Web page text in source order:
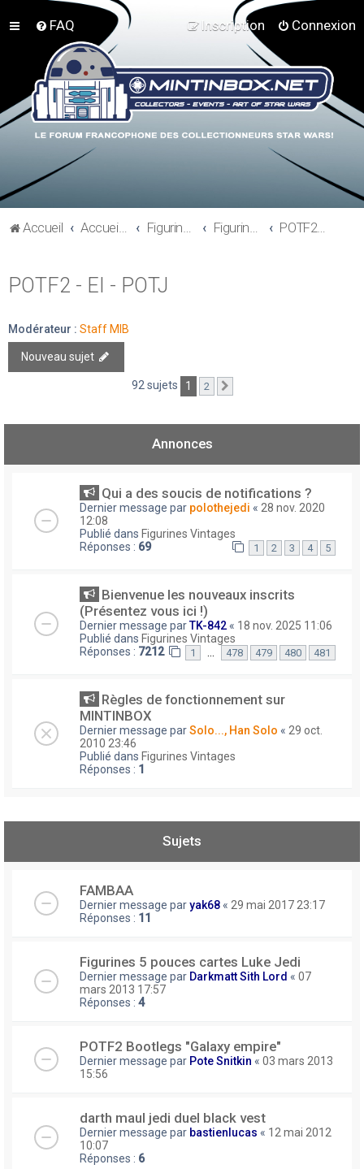
FAQ Connexion
Inscription
Accueil Accueil du forum Figurines 3"3/4, Playsets, Vaisseaux,… Figurines Modernes POTF2 - EI - POTJ
POTF2 - EI - POTJ
Modérateur : Staff MIB
Nouveau sujet
92 sujets 1 2
Annonces
Qui a des soucis de notifications ?
Dernier message par polothejedi « 28 nov. 2020
12:08
Publié dans Figurines Vintages
Réponses : 69 1 2 3 4 5
Bienvenue les nouveaux inscrits
(Présentez vous ici !)
Dernier message parTK-842 « 18 nov. 2025 11:06
Publié dans Figurines Vintages
Réponses : 7212 1 … 478 479 480 481
Règles de fonctionnement sur
MINTINBOX
Dernier message parSolo..., Han Solo « 29 oct.
2010 23:46
Publié dans Figurines Vintages
Réponses : 1
Sujets
FAMBAA
Dernier message paryak68 « 29 mai 2017 23:17
Réponses : 11
Figurines 5 pouces cartes Luke Jedi
Dernier message par Darkmatt Sith Lord « 07
mars 2013 17:57
Réponses : 4
POTF2 Bootlegs "Galaxy empire"
Dernier message par Pote Snitkin « 03 mars 2013
15:56
darth maul jedi duel black vest
Dernier message par bastienlucas « 12 mai 2012
10:07
Réponses : 6